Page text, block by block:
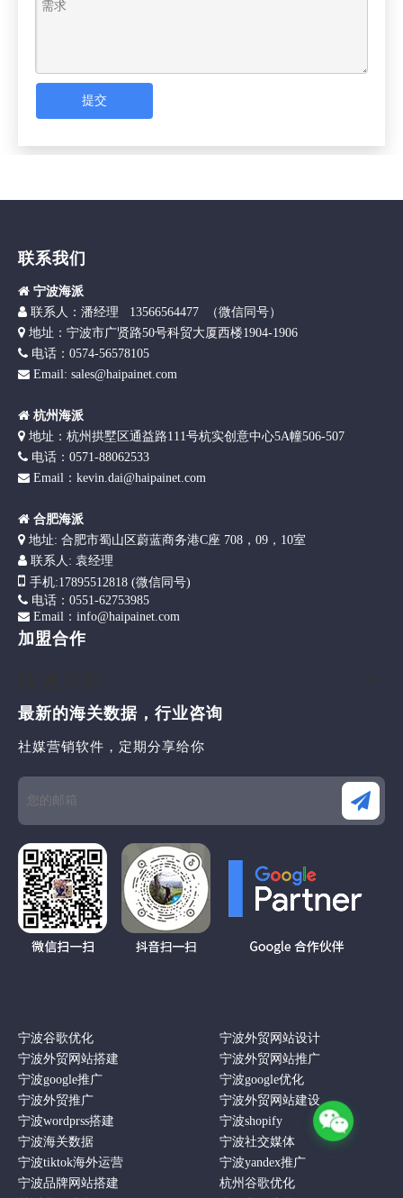
提交
联系我们
 宁波海派
 联系人：潘经理 13566564477 （微信同号）
 地址：宁波市广贤路50号科贸大厦西楼1904-1906
 电话：0574-56578105
 Email: sales@haipainet.com
 杭州海派
 地址：杭州拱墅区通益路111号杭实创意中心5A幢506-507
 电话：0571-88062533
 Email：kevin.dai@haipainet.com
 合肥海派
 地址: 合肥市蜀山区蔚蓝商务港C座 708，09，10室
 联系人: 袁经理
 手机 :17895512818 (微信同号)
 电话：0551-62753985
 Email：info@haipainet.com
加盟合作
最新的海关数据，行业咨询
社媒营销软件，定期分享给你
宁波谷歌优化
宁波外贸网站设计
宁波外贸网站搭建
宁波外贸网站推广
宁波google推广
宁波google优化
宁波外贸推广
宁波外贸网站建设
宁波wordprss搭建
宁波shopify
宁波海关数据
宁波社交媒体
宁波tiktok海外运营
宁波yandex推广
宁波品牌网站搭建
杭州谷歌优化